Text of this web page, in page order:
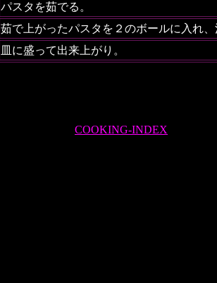
パスタを茹でる。
茹で上がったパスタを２のボールに入れ
皿に盛って出来上がり。
COOKING-INDEX